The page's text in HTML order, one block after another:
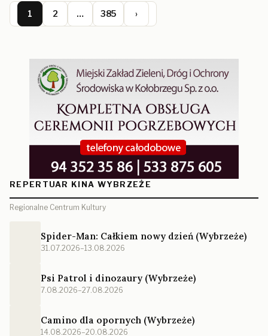
1 2 … 385 ›
REPERTUAR KINA WYBRZEŻE
Regionalne Centrum Kultury
Spider-Man: Całkiem nowy dzień (Wybrzeże)
31.07.2026–13.08.2026
Psi Patrol i dinozaury (Wybrzeże)
7.08.2026–27.08.2026
Camino dla opornych (Wybrzeże)
14.08.2026–20.08.2026